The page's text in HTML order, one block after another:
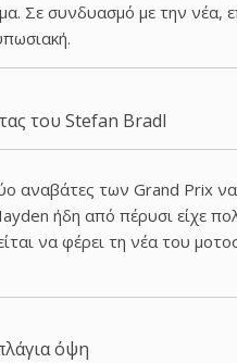
Σε συνδυασμό με την νέα,
του Stefan Bradl
αναβάτες των Grand Prix
ήδη από πέρυσι είχε
να φέρει τη νέα του
όψη